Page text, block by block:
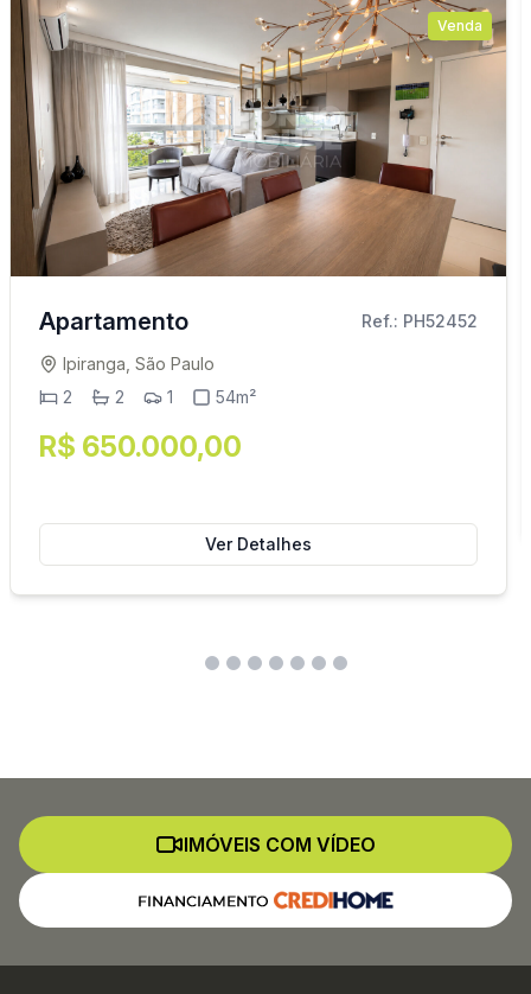
Venda
Apartamento Ref.: PH52452
Ipiranga, São Paulo
2
2 1 54m²
R$ 650.000,00
Ver Detalhes
IMÓVEIS COM VÍDEO